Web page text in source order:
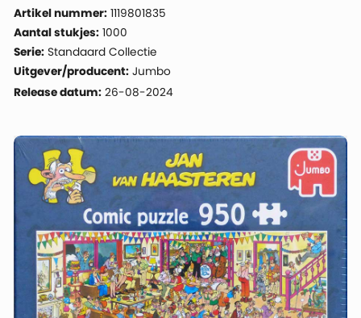
Artikel nummer: 1119801835
Aantal stukjes: 1000
Serie: Standaard Collectie
Uitgever/producent: Jumbo
Release datum: 26-08-2024